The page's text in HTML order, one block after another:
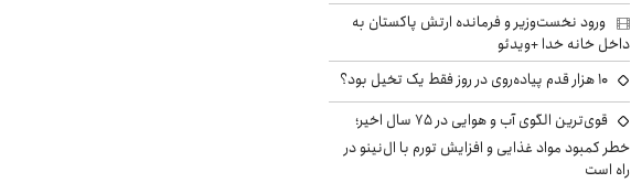
ورود نخست‌وزیر و فرمانده ارتش پاکستان به
داخل خانه خدا +ویدئو
۱۰ هزار قدم پیاده‌روی در روز فقط یک تخیل بود؟
قوی‌ترین الگوی آب و هوایی در ۷۵ سال اخیر؛
خطر کمبود مواد غذایی و افزایش تورم با ال‌نینو در
راه است